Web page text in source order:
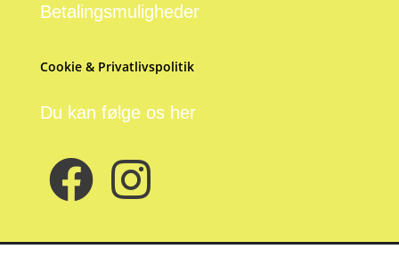
Betalingsmuligheder
Cookie & Privatlivspolitik
Du kan følge os her